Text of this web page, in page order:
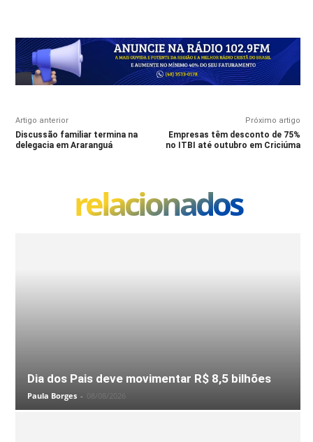
Artigo anterior
Discussão familiar termina na
delegacia em Araranguá
Próximo artigo
Empresas têm desconto de 75%
no ITBI até outubro em Criciúma
relacionados
Dia dos Pais deve movimentar R$ 8,5 bilhões
Paula Borges - 08/08/2026